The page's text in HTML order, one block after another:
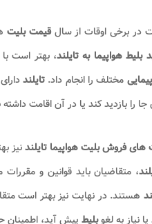
در برخی اوقات از سالقیمت بلیت
بلیط هواپیما به تایلند، بهتر است
مختلف را انجام داد. تایلند
را بازدید کند یا در آن اقامت
فروش بلیت هواپیما تایلندنیز
، متقاضیان باید قوانین و
هستند. در نهایت نیز بهتر است
نیاز به لغوبلیط پیش آید، اطمینان